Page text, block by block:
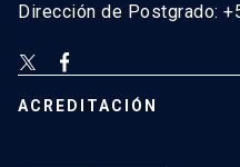
Dirección de Postgrado:
ACREDITACIÓN